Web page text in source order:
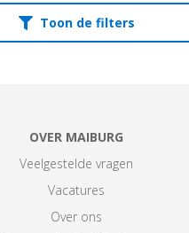
Toon de filters
OVER MAIBURG
Veelgestelde vragen
Vacatures
Over ons